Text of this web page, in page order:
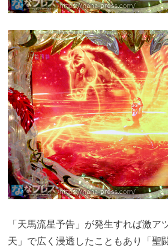
「天馬流星予告」が発生すれば激ア
天」で広く浸透したこともあり「聖